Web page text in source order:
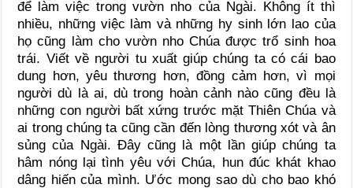
để làm việc trong vườn nho của Ngài. Không ít thì
nhiều, những việc làm và những hy sinh lớn lao của
họ cũng làm cho vườn nho Chúa được trổ sinh hoa
trái. Viết về người tu xuất giúp chúng ta có cái bao
dung hơn, yêu thương hơn, đồng cảm hơn, vì mọi
người dù là ai, dù trong hoàn cảnh nào cũng đều là
những con người bất xứng trước mặt Thiên Chúa và
ai trong chúng ta cũng cần đến lòng thương xót và ân
sủng của Ngài. Đây cũng là một lần giúp chúng ta
hâm nóng lại tình yêu với Chúa, hun đúc khát khao
dâng hiến của mình. Ước mong sao dù cho bao khó